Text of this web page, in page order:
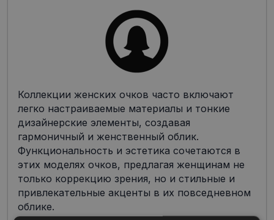
Коллекции женских очков часто включают
легко настраиваемые материалы и тонкие
дизайнерские элементы, создавая
гармоничный и женственный облик.
Функциональность и эстетика сочетаются в
этих моделях очков, предлагая женщинам не
только коррекцию зрения, но и стильные и
привлекательные акценты в их повседневном
облике.